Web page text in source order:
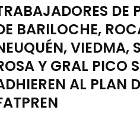
DE
BARILOCHE,
VIEDMA,
Y GRAL PICO
AL PLAN